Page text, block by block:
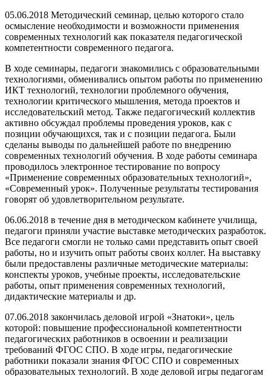
05.06.2018 Методический семинар, целью которого стало
осмысление необходимости и возможности применения
современных технологий как показателя педагогической
компетентности современного педагога.
В ходе семинары, педагоги знакомились с образовательными
технологиями, обменивались опытом работы по применению
ИКТ технологий, технологии проблемного обучения,
технологии критического мышления, метода проектов и
исследовательский метод. Также педагогический коллектив
активно обсуждал проблемы проведения уроков, как с
позиции обучающихся, так и с позиции педагога. Были
сделаны выводы по дальнейшей работе по внедрению
современных технологий обучения. В ходе работы семинара
проводилось электронное тестирование по вопросу
«Применение современных образовательных технологий»,
«Современный урок». Полученные результаты тестирования
говорят об удовлетворительном результате.
06.06.2018 в течение дня в методическом кабинете училища,
педагоги приняли участие выставке методических разработок.
Все педагоги смогли не только сами представить опыт своей
работы, но и изучить опыт работы своих коллег. На выставку
были предоставлены различные методические материалы:
конспекты уроков, учебные проекты, исследовательские
работы, опыт применения современных технологий,
дидактические материалы и др.
07.06.2018 закончилась деловой игрой «Знатоки», цель
которой: повышение профессиональной компетентности
педагогических работников в освоении и реализации
требований ФГОС СПО. В ходе игры, педагогические
работники показали знания ФГОС СПО и современных
образовательных технологий. В ходе деловой игры педагогам